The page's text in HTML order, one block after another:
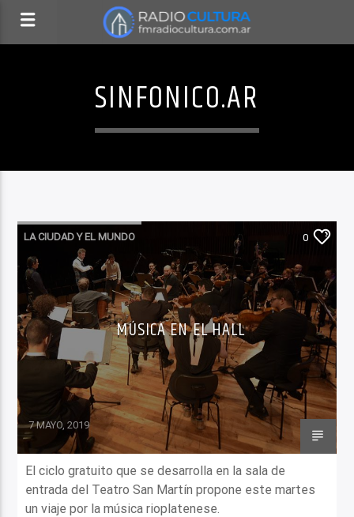
SINFONICO.AR
LA CIUDAD Y EL MUNDO
LO QUE TENES QUE SABER HOY
0
MÚSICA EN EL HALL
7 MAYO, 2019
El ciclo gratuito que se desarrolla en la sala de
entrada del Teatro San Martín propone este martes
un viaje por la música rioplatenese.